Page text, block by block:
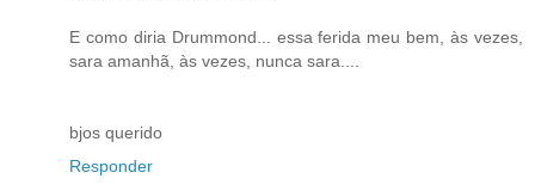
E como diria Drummond... essa ferida meu bem, às vezes,
sara amanhã, às vezes, nunca sara....
bjos querido
Responder